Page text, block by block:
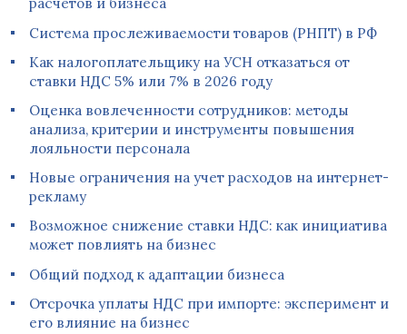
расчетов и бизнеса
Система прослеживаемости товаров (РНПТ) в РФ
Как налогоплательщику на УСН отказаться от
ставки НДС 5% или 7% в 2026 году
Оценка вовлеченности сотрудников: методы
анализа, критерии и инструменты повышения
лояльности персонала
Новые ограничения на учет расходов на интернет-
рекламу
Возможное снижение ставки НДС: как инициатива
может повлиять на бизнес
Общий подход к адаптации бизнеса
Отсрочка уплаты НДС при импорте: эксперимент и
его влияние на бизнес